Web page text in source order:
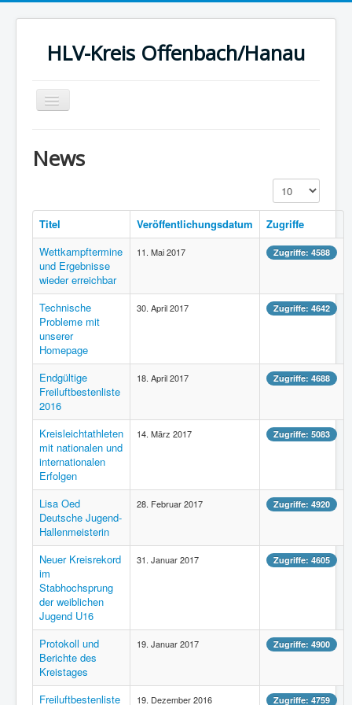
HLV-Kreis Offenbach/Hanau
Toggle
Navigation
News
Termine
Ergebnisse
Berichte
Statistik
Sport
Interaktiv
News
Anzeige #
Titel Veröffentlichungsdatum
Zugriffe
Wettkampftermine
und Ergebnisse
wieder erreichbar
11. Mai 2017 Zugriffe: 4588
Technische
Probleme mit
unserer
Homepage
30. April 2017 Zugriffe: 4642
Endgültige
Freiluftbestenliste
2016
18. April 2017 Zugriffe: 4688
Kreisleichtathleten
mit nationalen und
internationalen
Erfolgen
14. März 2017 Zugriffe: 5083
Lisa Oed
Deutsche Jugend-
Hallenmeisterin
28. Februar 2017 Zugriffe: 4920
Neuer Kreisrekord
im
Stabhochsprung
der weiblichen
Jugend U16
31. Januar 2017 Zugriffe: 4605
Protokoll und
Berichte des
Kreistages
19. Januar 2017 Zugriffe: 4900
Freiluftbestenliste 19. Dezember 2016 Zugriffe: 4759